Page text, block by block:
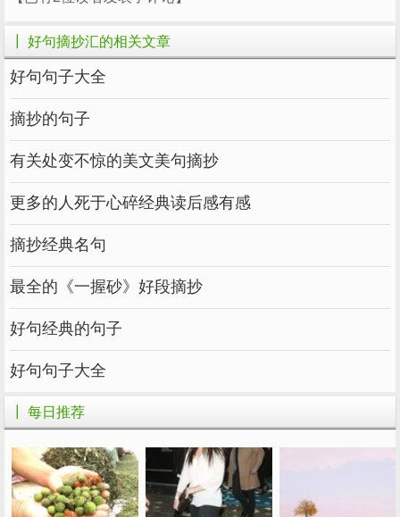
人，但很少有高级有趣的人。高级的人是受人尊
敬的，有趣的人是受人喜爱的，高级有趣的人是
受人尊敬的，亲密而不友好的。交接时间越长，
香味越醇厚。
18.当上帝给你荒野时，这意味着他希望你成为
一只飞鹰。
19.阳光退出院子，退得这么慢，期间有很多停
顿，就像哽咽一样。
20.当人们以正义的名义审判另一个人时，所谓
的正义没有普遍的标准。
┃ 好句摘抄汇的相关文章
好句句子大全
摘抄的句子
有关处变不惊的美文美句摘抄
更多的人死于心碎经典读后感有感
摘抄经典名句
最全的《一握砂》好段摘抄
好句经典的句子
好句句子大全
┃ 每日推荐